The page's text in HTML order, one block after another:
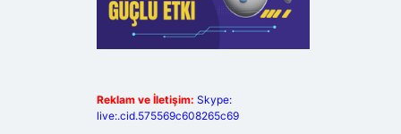
Reklam ve İletişim: Skype:
live:.cid.575569c608265c69